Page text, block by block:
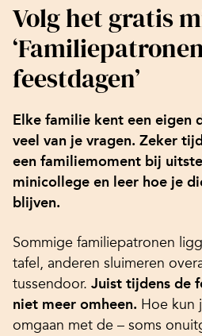
Volg het gratis
feestdagen’
Elke familie kent een eigen
veel van je vragen. Zeker
een familiemoment bij
minicollege en leer hoe je
blijven.
Sommige familiepatronen
tafel, anderen sluimeren
tussendoor. Juist tijdens de
niet meer omheen. Hoe kun
omgaan met de – soms